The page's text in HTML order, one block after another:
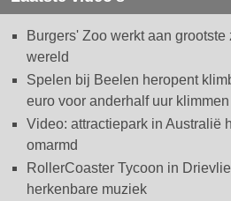
Burgers' Zoo werkt aan
wereld
Spelen bij Beelen heropent
euro voor anderhalf uur klimmen
Video: attractiepark in Australië
omarmd
RollerCoaster Tycoon in
herkenbare muziek